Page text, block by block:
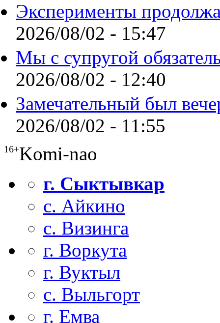
Эксперименты
2026/08/02 - 15:47
Мы с супругой
2026/08/02 - 12:40
Замечательный был
2026/08/02 - 11:55
16+Komi-nao
г. Сыктывкар
с. Айкино
с. Визинга
г. Воркута
г. Вуктыл
с. Выльгорт
г. Емва